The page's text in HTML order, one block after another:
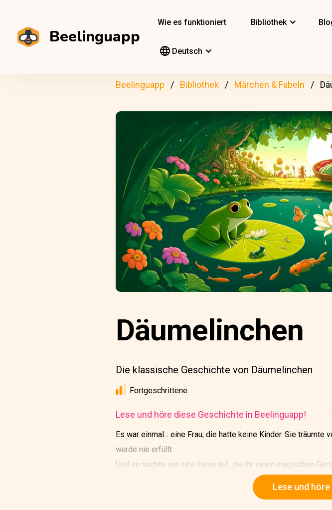
Beelinguapp
Wie es funktioniert Bibliothek
Deutsch
Beelinguapp Bibliothek Märchen & Fabeln
Däumelinchen
Die klassische Geschichte von Däumelinchen
Fortgeschrittene
Lese und höre diese Geschichte in Beelinguapp!
Es war einmal... eine Frau, die hatte keine Kinder. Sie
wurde nie erfüllt.
Und so suchte sie eine Hexe auf, die ihr einen magischen
am nächsten Tag, hatte sich das Korn in eine wunderschöne
vorsichtig die halbgeschlossenen Blütenblätter. Wie von
Lese und